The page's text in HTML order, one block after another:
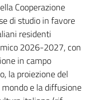
Cooperazione
di studio in favore
residenti
2026-2027, con
in campo
la proiezione del
e la diffusione